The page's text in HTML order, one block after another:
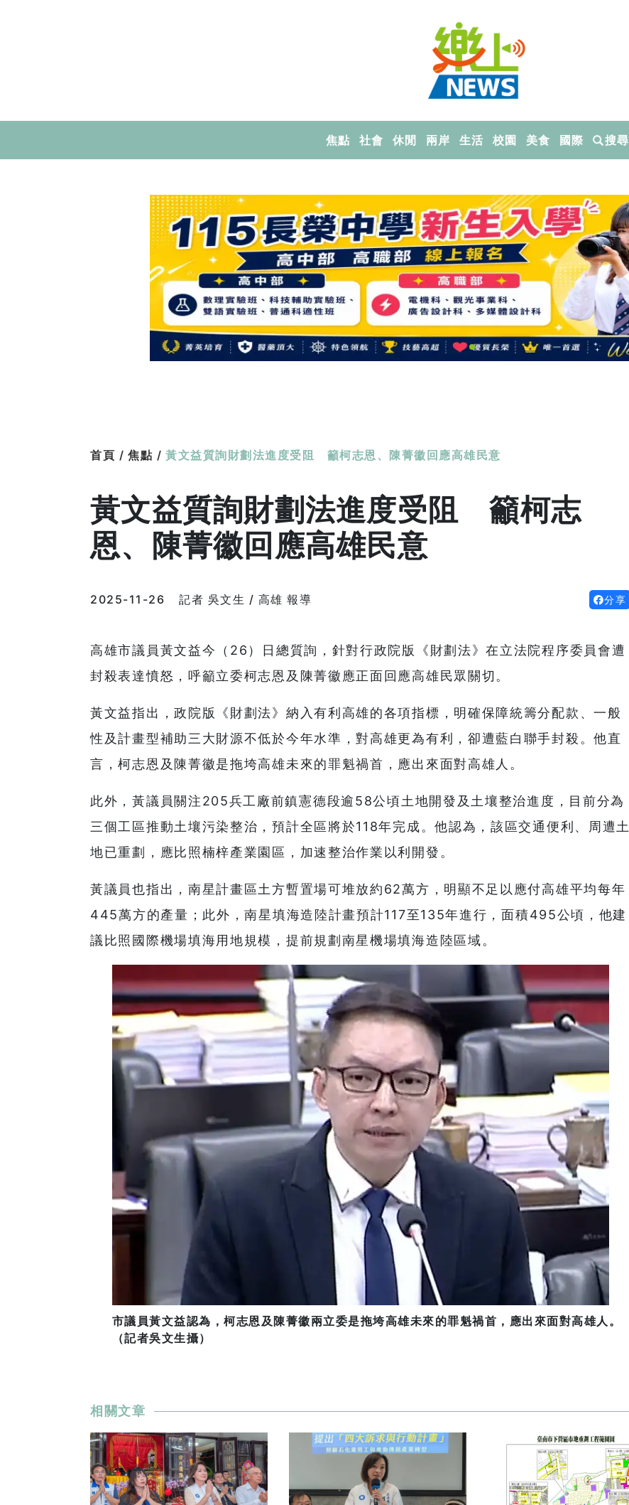
焦點 社會 休閒 兩岸 生活 校園 美食 國際 搜尋
首頁 / 焦點 / 黃文益質詢財劃法進度受阻 籲柯志恩、陳菁徽回應高雄民意
黃文益質詢財劃法進度受阻 籲柯志
恩、陳菁徽回應高雄民意
2025-11-26 記者 吳文生 / 高雄 報導 分享
高雄市議員黃文益今（26）日總質詢，針對行政院版《財劃法》在立法院程序委員會遭
封殺表達憤怒，呼籲立委柯志恩及陳菁徽應正面回應高雄民眾關切。
黃文益指出，政院版《財劃法》納入有利高雄的各項指標，明確保障統籌分配款、一般
性及計畫型補助三大財源不低於今年水準，對高雄更為有利，卻遭藍白聯手封殺。他直
言，柯志恩及陳菁徽是拖垮高雄未來的罪魁禍首，應出來面對高雄人。
此外，黃議員關注205兵工廠前鎮憲德段逾58公頃土地開發及土壤整治進度，目前分為
三個工區推動土壤污染整治，預計全區將於118年完成。他認為，該區交通便利、周遭土
地已重劃，應比照楠梓產業園區，加速整治作業以利開發。
黃議員也指出，南星計畫區土方暫置場可堆放約62萬方，明顯不足以應付高雄平均每年
445萬方的產量；此外，南星填海造陸計畫預計117至135年進行，面積495公頃，他建
議比照國際機場填海用地規模，提前規劃南星機場填海造陸區域。
市議員黃文益認為，柯志恩及陳菁徽兩立委是拖垮高雄未來的罪魁禍首，應出來面對高雄人。
（記者吳文生攝）
相關文章